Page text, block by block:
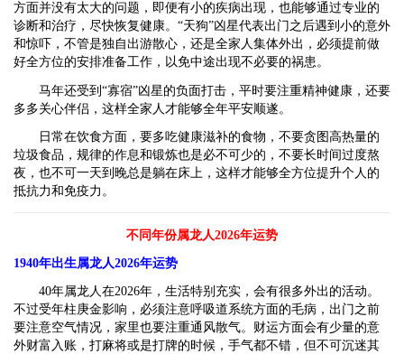
方面并没有太大的问题，即便有小的疾病出现，也能够通过专业的
诊断和治疗，尽快恢复健康。“天狗”凶星代表出门之后遇到小的意外
和惊吓，不管是独自出游散心，还是全家人集体外出，必须提前做
好全方位的安排准备工作，以免中途出现不必要的祸患。
马年还受到“寡宿”凶星的负面打击，平时要注重精神健康，还要
多多关心伴侣，这样全家人才能够全年平安顺遂。
日常在饮食方面，要多吃健康滋补的食物，不要贪图高热量的
垃圾食品，规律的作息和锻炼也是必不可少的，不要长时间过度熬
夜，也不可一天到晚总是躺在床上，这样才能够全方位提升个人的
抵抗力和免疫力。
不同年份属龙人2026年运势
1940年出生属龙人2026年运势
40年属龙人在2026年，生活特别充实，会有很多外出的活动。
不过受年柱庚金影响，必须注意呼吸道系统方面的毛病，出门之前
要注意空气情况，家里也要注重通风散气。财运方面会有少量的意
外财富入账，打麻将或是打牌的时候，手气都不错，但不可沉迷其